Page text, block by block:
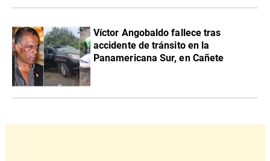
Víctor Angobaldo fallece tras
accidente de tránsito en la
Panamericana Sur, en Cañete